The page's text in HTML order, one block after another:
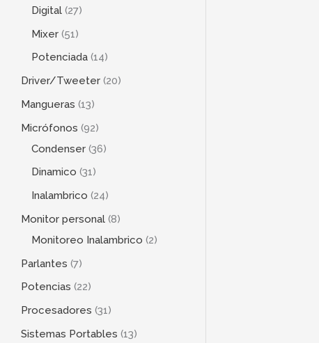
Digital 27
Mixer 51
Potenciada 14
Driver/Tweeter 20
Mangueras 13
Micrófonos 92
Condenser 36
Dinamico 31
Inalambrico 24
Monitor personal 8
Monitoreo Inalambrico 2
Parlantes 7
Potencias 22
Procesadores 31
Sistemas Portables 13